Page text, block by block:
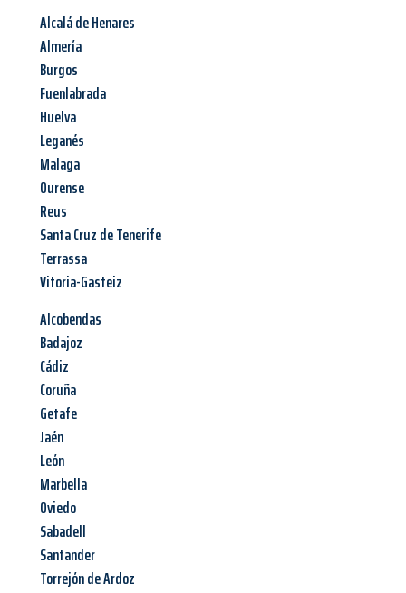
Alcalá de Henares
Almería
Burgos
Fuenlabrada
Huelva
Leganés
Malaga
Ourense
Reus
Santa Cruz de Tenerife
Terrassa
Vitoria-Gasteiz
Alcobendas
Badajoz
Cádiz
Coruña
Getafe
Jaén
León
Marbella
Oviedo
Sabadell
Santander
Torrejón de Ardoz